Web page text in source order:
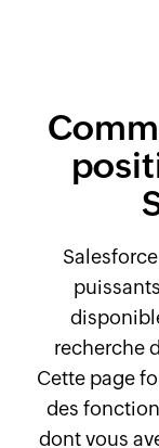
recherche
Cette page
des
dont vous